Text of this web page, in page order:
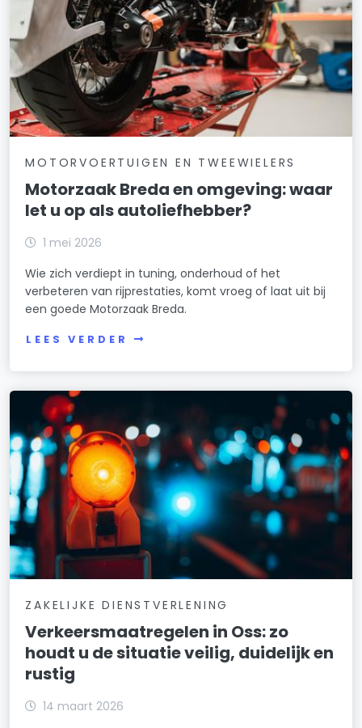
MOTORVOERTUIGEN EN TWEEWIELERS
Motorzaak Breda en omgeving: waar
let u op als autoliefhebber?
1 mei 2026
Wie zich verdiept in tuning, onderhoud of het
verbeteren van rijprestaties, komt vroeg of laat uit bij
een goede Motorzaak Breda.
LEES VERDER
ZAKELIJKE DIENSTVERLENING
Verkeersmaatregelen in Oss: zo
houdt u de situatie veilig, duidelijk en
rustig
14 maart 2026